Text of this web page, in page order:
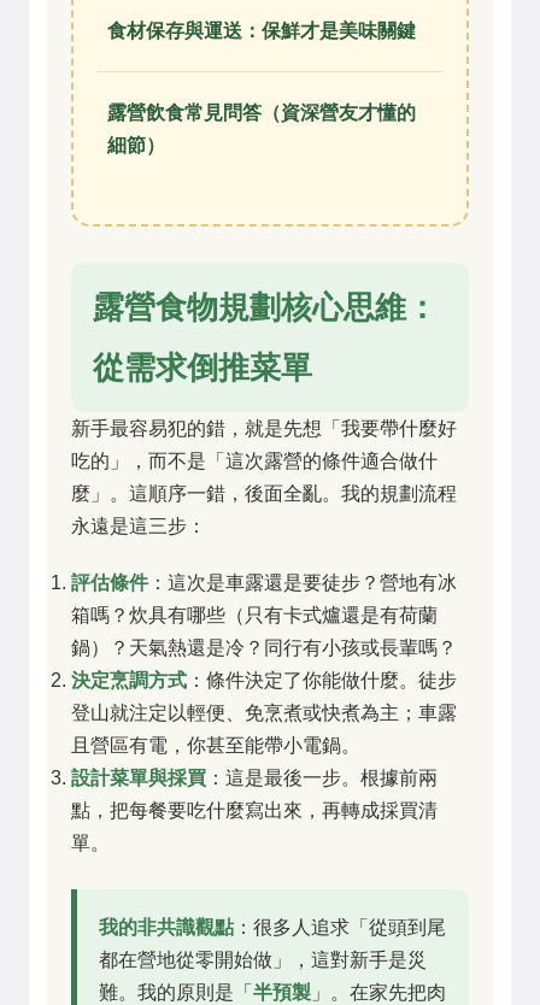
食材保存與運送：保鮮才是美味關鍵
露營飲食常見問答（資深營友才懂的
細節）
露營食物規劃核心思維：
從需求倒推菜單
新手最容易犯的錯，就是先想「我要帶什麼好
吃的」，而不是「這次露營的條件適合做什
麼」。這順序一錯，後面全亂。我的規劃流程
永遠是這三步：
評估條件：這次是車露還是要徒步？營地有冰
箱嗎？炊具有哪些（只有卡式爐還是有荷蘭
鍋）？天氣熱還是冷？同行有小孩或長輩嗎？
決定烹調方式 ：條件決定了你能做什麼。徒步
登山就注定以輕便、免烹煮或快煮為主；車露
且營區有電，你甚至能帶小電鍋。
設計菜單與採買 ：這是最後一步。根據前兩
點，把每餐要吃什麼寫出來，再轉成採買清
單。
我的非共識觀點 ：很多人追求「從頭到尾
都在營地從零開始做」，這對新手是災
難。我的原則是「 半預製 」。在家先把肉